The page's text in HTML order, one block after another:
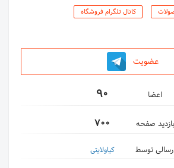
کانال تلگرام فروشگاه
عضویت
اعضا 90
بازدید صفحه 700
توسط کیاولایتی